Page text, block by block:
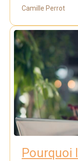
Camille Perrot
Pourquoi